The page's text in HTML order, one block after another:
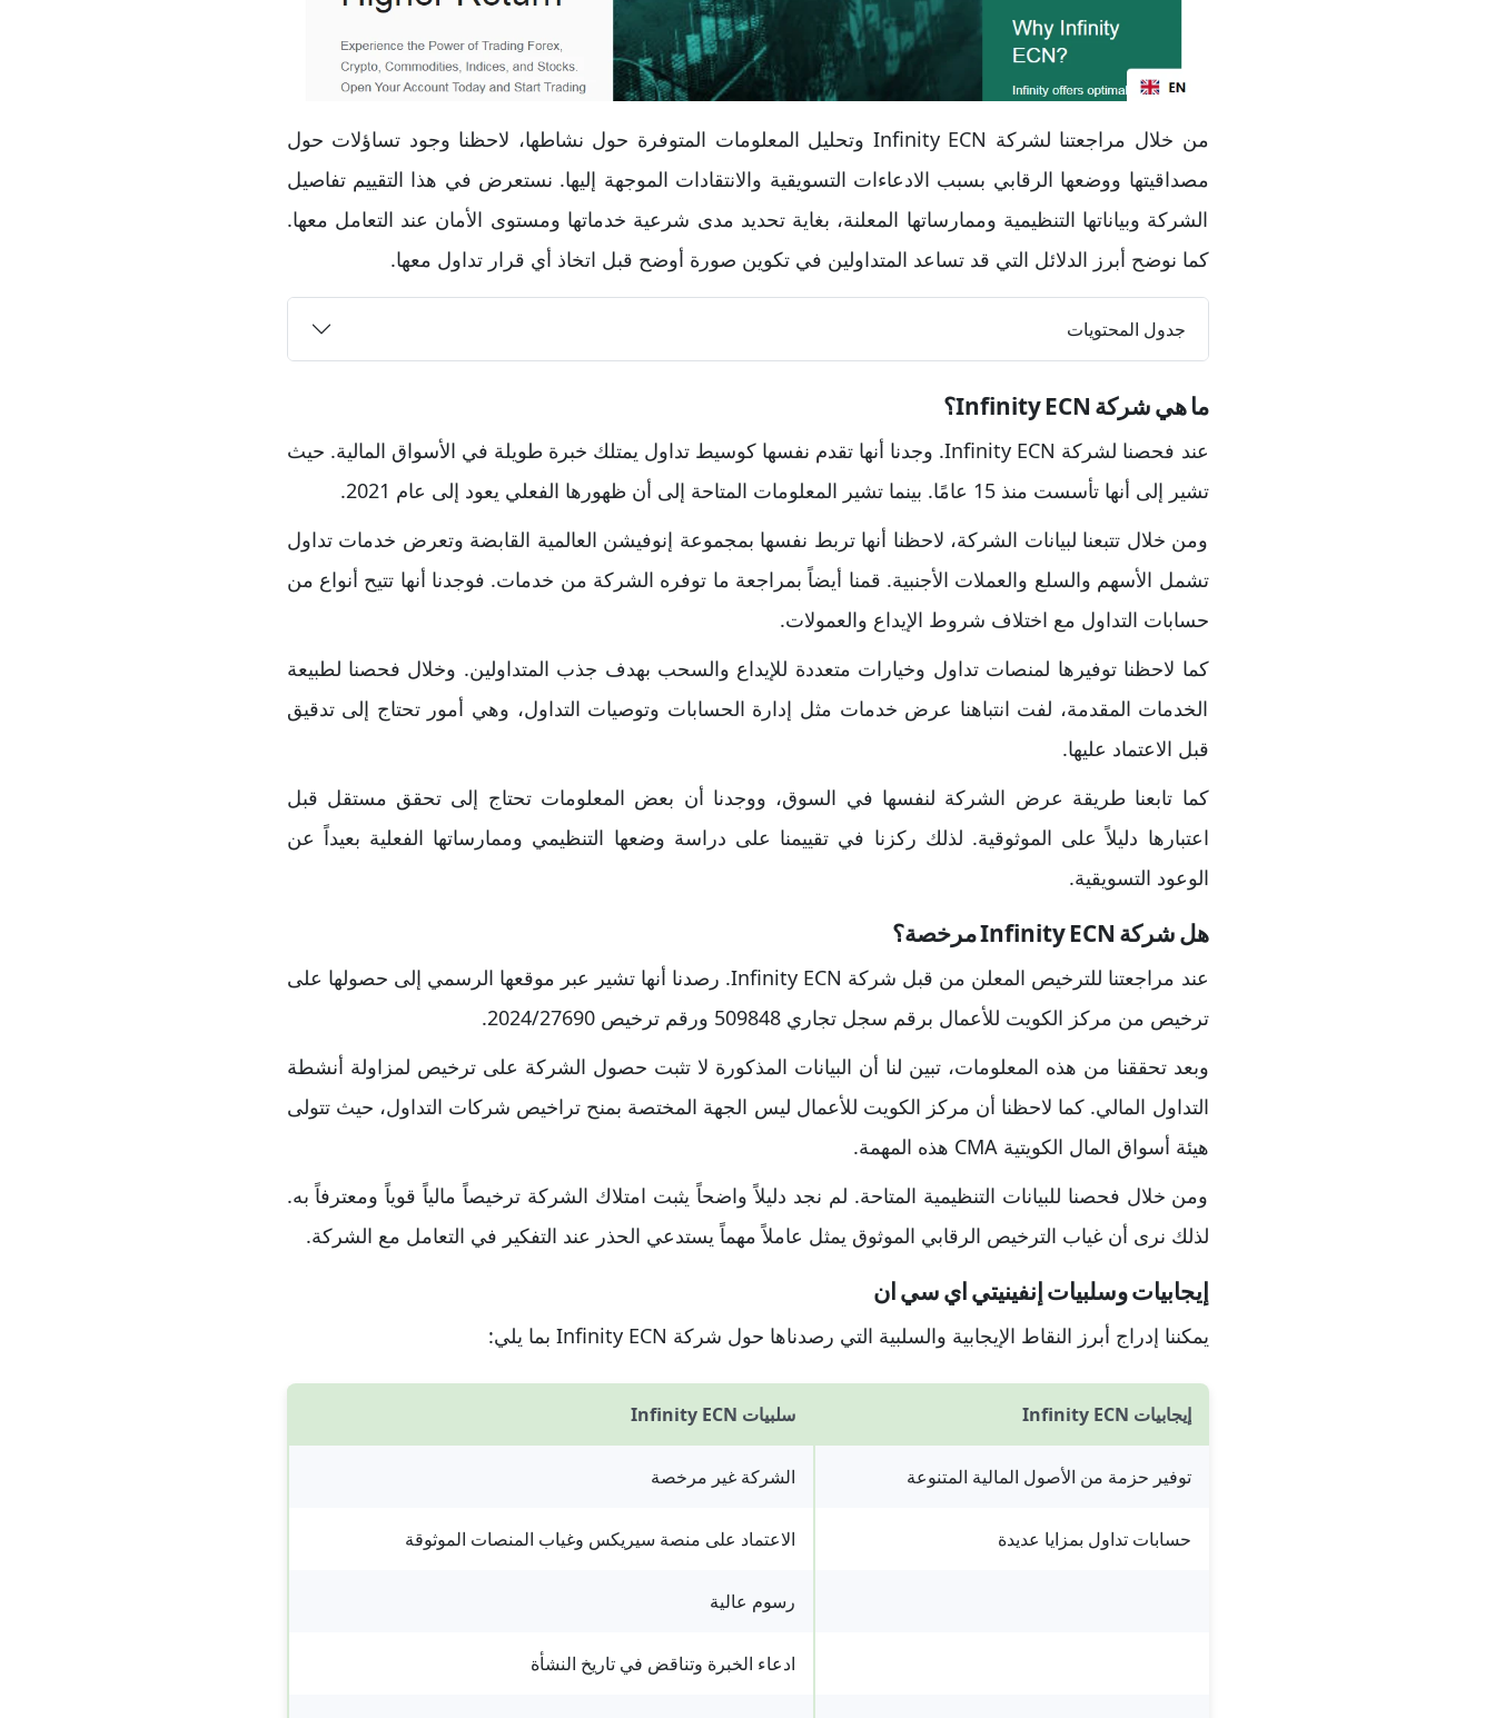
من خلال مراجعتنا لشركة Infinity ECN وتحليل المعلومات المتوفرة حول نشاطها، لاحظنا وجود تساؤلات حول
مصداقيتها ووضعها الرقابي بسبب الادعاءات التسويقية والانتقادات الموجهة إليها. نستعرض في هذا التقييم تفاصيل
الشركة وبياناتها التنظيمية وممارساتها المعلنة، بغاية تحديد مدى شرعية خدماتها ومستوى الأمان عند التعامل معها.
كما نوضح أبرز الدلائل التي قد تساعد المتداولين في تكوين صورة أوضح قبل اتخاذ أي قرار تداول معها.
جدول المحتويات
ما هي شركة Infinity ECN؟
عند فحصنا لشركة Infinity ECN. وجدنا أنها تقدم نفسها كوسيط تداول يمتلك خبرة طويلة في الأسواق المالية. حيث
تشير إلى أنها تأسست منذ 15 عامًا. بينما تشير المعلومات المتاحة إلى أن ظهورها الفعلي يعود إلى عام 2021.
ومن خلال تتبعنا لبيانات الشركة، لاحظنا أنها تربط نفسها بمجموعة إنوفيشن العالمية القابضة وتعرض خدمات تداول
تشمل الأسهم والسلع والعملات الأجنبية. قمنا أيضاً بمراجعة ما توفره الشركة من خدمات. فوجدنا أنها تتيح أنواع من
حسابات التداول مع اختلاف شروط الإيداع والعمولات.
كما لاحظنا توفيرها لمنصات تداول وخيارات متعددة للإيداع والسحب بهدف جذب المتداولين. وخلال فحصنا لطبيعة
الخدمات المقدمة، لفت انتباهنا عرض خدمات مثل إدارة الحسابات وتوصيات التداول، وهي أمور تحتاج إلى تدقيق
قبل الاعتماد عليها.
كما تابعنا طريقة عرض الشركة لنفسها في السوق، ووجدنا أن بعض المعلومات تحتاج إلى تحقق مستقل قبل
اعتبارها دليلاً على الموثوقية. لذلك ركزنا في تقييمنا على دراسة وضعها التنظيمي وممارساتها الفعلية بعيداً عن
الوعود التسويقية.
هل شركة Infinity ECN مرخصة؟
عند مراجعتنا للترخيص المعلن من قبل شركة Infinity ECN. رصدنا أنها تشير عبر موقعها الرسمي إلى حصولها على
ترخيص من مركز الكويت للأعمال برقم سجل تجاري 509848 ورقم ترخيص 2024/27690.
وبعد تحققنا من هذه المعلومات، تبين لنا أن البيانات المذكورة لا تثبت حصول الشركة على ترخيص لمزاولة أنشطة
التداول المالي. كما لاحظنا أن مركز الكويت للأعمال ليس الجهة المختصة بمنح تراخيص شركات التداول، حيث تتولى
هيئة أسواق المال الكويتية CMA هذه المهمة.
ومن خلال فحصنا للبيانات التنظيمية المتاحة. لم نجد دليلاً واضحاً يثبت امتلاك الشركة ترخيصاً مالياً قوياً ومعترفاً به.
لذلك نرى أن غياب الترخيص الرقابي الموثوق يمثل عاملاً مهماً يستدعي الحذر عند التفكير في التعامل مع الشركة.
إيجابيات وسلبيات إنفينيتي اي سي ان
يمكننا إدراج أبرز النقاط الإيجابية والسلبية التي رصدناها حول شركة Infinity ECN بما يلي:
إيجابيات Infinity ECN سلبيات Infinity ECN
توفير حزمة من الأصول المالية المتنوعة الشركة غير مرخصة
حسابات تداول بمزايا عديدة الاعتماد على منصة سيريكس وغياب المنصات الموثوقة
رسوم عالية
ادعاء الخبرة وتناقض في تاريخ النشأة